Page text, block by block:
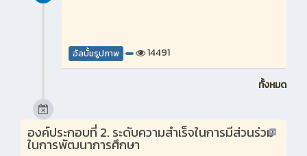
อัลบั้มรูปภาพ 14491
ทั้งหมด
องค์ประกอบที่ 2. ระดับความสำเร็จในการมีส่วนร่วม
ในการพัฒนาการศึกษา